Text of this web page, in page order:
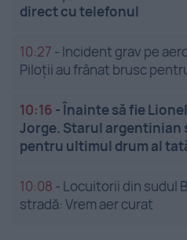
direct cu telefonul
10:27 - Incident grav pe
Piloții au frânat brusc
10:16 -Înainte să fie
Jorge. Starul argentinian
pentru ultimul drum al
10:08 - Locuitorii din sudul
stradă: Vrem aer curat